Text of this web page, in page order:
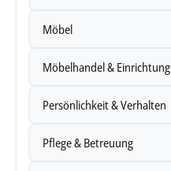
Möbel
Möbelhandel & Einrichtung
Persönlichkeit & Verhalten
Pflege & Betreuung